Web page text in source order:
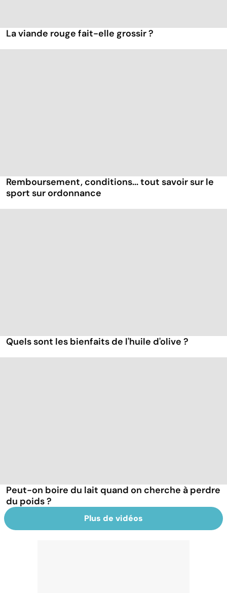
La viande rouge fait-elle grossir ?
Remboursement, conditions... tout savoir sur le
sport sur ordonnance
Quels sont les bienfaits de l'huile d'olive ?
Peut-on boire du lait quand on cherche à perdre
du poids ?
Plus de vidéos